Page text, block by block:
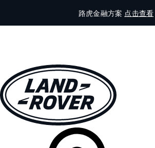
路虎金融方案 点击查看